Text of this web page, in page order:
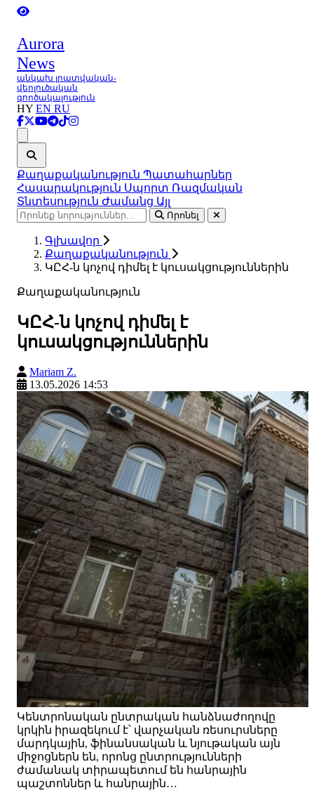
Aurora
News
անկախ լրատվական-
վերլուծական
գործակալություն
HY EN RU
Քաղաքականություն Պատահարներ
Հասարակություն Սպորտ Ռազմական
Տնտեսություն Ժամանց Այլ
Որոնել
Գլխավոր
Քաղաքականություն
ԿԸՀ-ն կոչով դիմել է կուսակցություններին
Քաղաքականություն
ԿԸՀ-ն կոչով դիմել է
կուսակցություններին
Mariam Z.
13.05.2026 14:53
Կենտրոնական ընտրական հանձնաժողովը
կրկին իրազեկում է՝ վարչական ռեսուրսները
մարդկային, ֆինանսական և նյութական այն
միջոցներն են, որոնց ընտրությունների
ժամանակ տիրապետում են հանրային
պաշտոններ և հանրային…